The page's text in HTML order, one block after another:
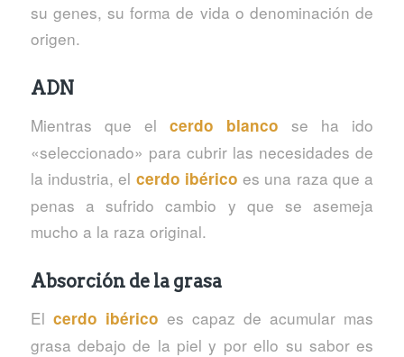
su genes, su forma de vida o denominación de
origen.
ADN
Mientras que el cerdo blanco se ha ido
«seleccionado» para cubrir las necesidades de
la industria, el cerdo ibérico es una raza que a
penas a sufrido cambio y que se asemeja
mucho a la raza original.
Absorción de la grasa
El cerdo ibérico es capaz de acumular mas
grasa debajo de la piel y por ello su sabor es